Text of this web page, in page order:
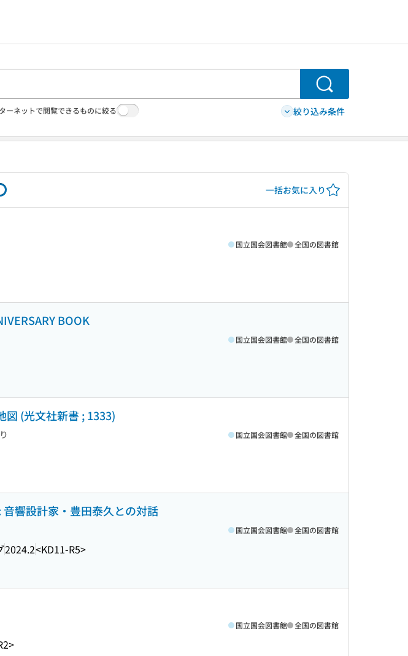
検索
ーネットで閲覧できるものに絞る 絞り込み条件
一括お気に入り
国立国会図書館 全国の図書館
BOOK
国立国会図書館 全国の図書館
図 (光文社新書 ; 1333)
国立国会図書館 全国の図書館
響設計家・豊田泰久との対話
2024.2<KD11-R5>
国立国会図書館 全国の図書館
国立国会図書館 全国の図書館